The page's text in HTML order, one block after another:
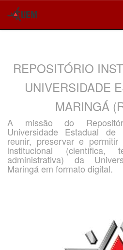
REPOSITÓRIO
UNIVERSIDADE
MARINGÁ
A missão do
Universidade Estadual
reunir, preservar e
institucional (científica,
administrativa) da
Maringá em formato digital.